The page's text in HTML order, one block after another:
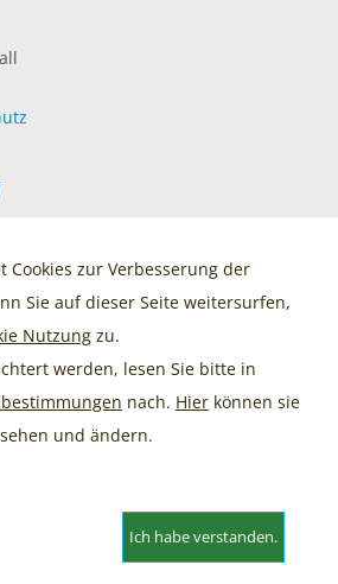
Cookies zur Verbesserung der
Sie auf dieser Seite weitersurfen,
Nutzung zu.
werden, lesen Sie bitte in
nach. Hier können sie
und ändern.
Ich habe verstanden.
Gebühren und gesetzlicher Mehrwertsteuer zzgl.